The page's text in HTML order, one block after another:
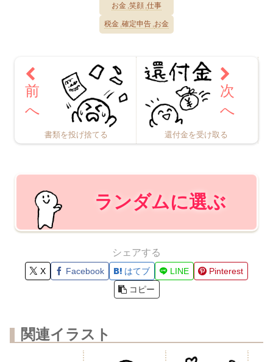
お金 笑顔 仕事
税金 確定申告 お金
書類を投げ捨てる 還付金を受け取る
ランダムに選ぶ
シェアする
X Facebook はてブ LINE
Pinterest
コピー
関連イラスト